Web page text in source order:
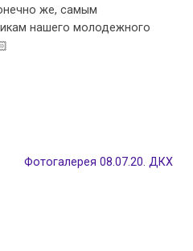
же, самым
нашего молодежного
Фотогалерея 08.07.20. ДКХ